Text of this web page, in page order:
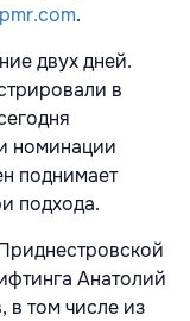
.
двух дней.
в
номинации
поднимает
подхода.
Анатолий
в том числе из